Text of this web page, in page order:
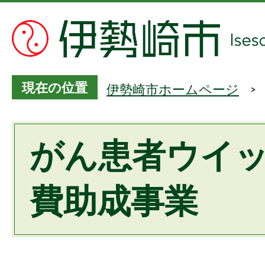
現在の位置 伊勢崎市ホームページ
がん患者ウイ
費助成事業